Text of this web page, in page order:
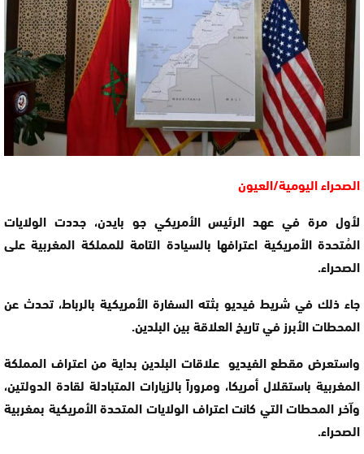
الصحراء اليومية/العيون
لأول مرة في عهد الرئيس الأمريكي جو بايدن، جددت الولايات
المُتحدة الأمريكية اعترافها بالسيادة التامة للمملكة المغربية على
الصحراء.
جاء ذلك في شريط فيديو بثته السفارة الأمريكية بالرباط، تحدث عن
المحطات الأبرز في تاريخ العلاقة بين البلدين.
واستعرض مقطع الفيديو علاقات البلدين بداية من اعتراف المملكة
المغربية باستقلال أمريكا، ومروراً بالزيارات المتبادلة لقادة الدولتين،
وآخر المحطات التي كانت اعتراف الولايات المتحدة الأمريكية بمغربية
الصحراء.